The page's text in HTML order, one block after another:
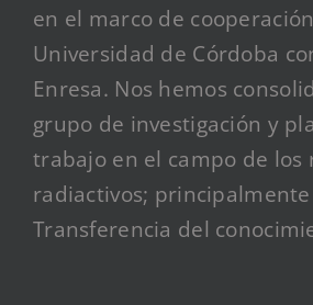
en el marco de
Universidad de Córdoba
Enresa. Nos hemos
grupo de investigación y
trabajo en el campo de los
radiactivos;
Transferencia del